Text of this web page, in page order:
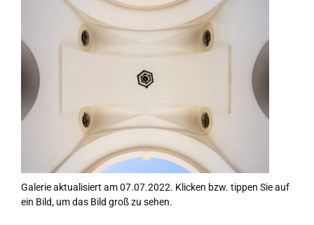
Galerie aktualisiert am 07.07.2022. Klicken bzw. tippen Sie auf
ein Bild, um das Bild groß zu sehen.